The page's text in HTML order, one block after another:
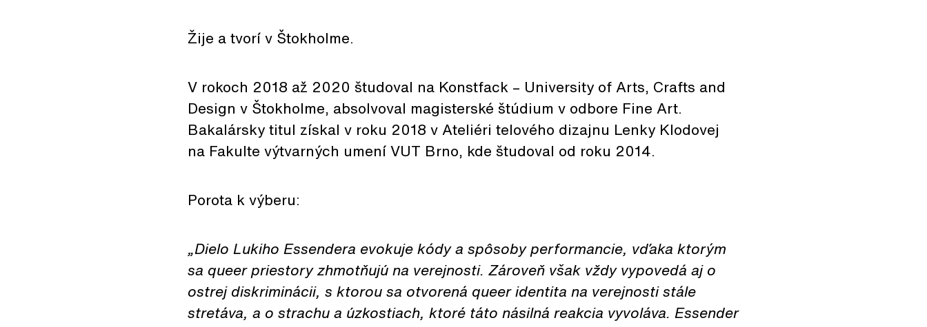
Žije a tvorí v Štokholme.
V rokoch 2018 až 2020 študoval na Konstfack – University of Arts, Crafts and
Design v Štokholme, absolvoval magisterské štúdium v odbore Fine Art.
Bakalársky titul získal v roku 2018 v Ateliéri telového dizajnu Lenky Klodovej
na Fakulte výtvarných umení VUT Brno, kde študoval od roku 2014.
Porota k výberu:
„Dielo Lukiho Essendera evokuje kódy a spôsoby performancie, vďaka ktorým
sa queer priestory zhmotňujú na verejnosti. Zároveň však vždy vypovedá aj o
ostrej diskriminácii, s ktorou sa otvorená queer identita na verejnosti stále
stretáva, a o strachu a úzkostiach, ktoré táto násilná reakcia vyvoláva. Essender